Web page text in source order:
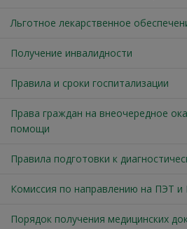
Льготное лекарственное
Получение инвалидности
Правила и сроки госпитализации
Права граждан на внеочередное
помощи
Правила подготовки к
Комиссия по направлению на ПЭТ
Порядок получения медицинских